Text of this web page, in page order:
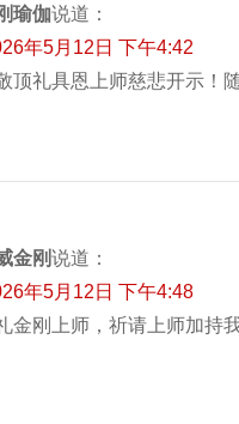
瑜伽说道：
年5月12日 下午4:42
顶礼具恩上师慈悲开示！
金刚说道：
年5月12日 下午4:48
金刚上师，祈请上师加持